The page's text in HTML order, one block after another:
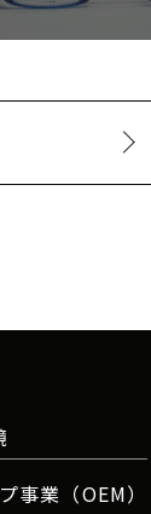
事業（OEM）